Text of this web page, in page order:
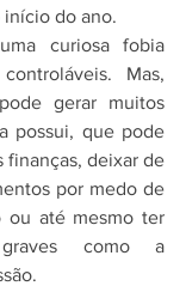
do ano.
curiosa fobia
Mas,
gerar muitos
possui, que pode
finanças, deixar de
por medo de
ou até mesmo ter
como a